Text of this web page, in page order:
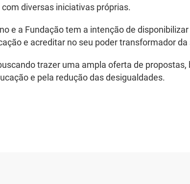
diversas iniciativas próprias.
e a Fundação tem a intenção de disponibilizar
e acreditar no seu poder transformador da
trazer uma ampla oferta de propostas,
e pela redução das desigualdades.